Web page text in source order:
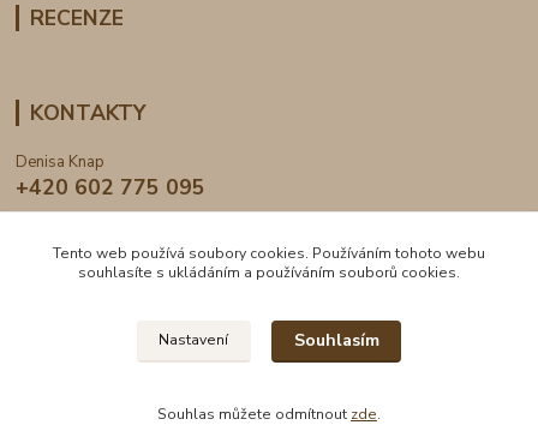
RECENZE
KONTAKTY
Denisa Knap
+420 602 775 095
2024 © DogDen.cz, všechna práva vyhrazena
Tento web používá soubory cookies. Používáním tohoto webu
souhlasíte s ukládáním a používáním souborů cookies.
Nastavení Souhlasím
Souhlas můžete odmítnout zde.